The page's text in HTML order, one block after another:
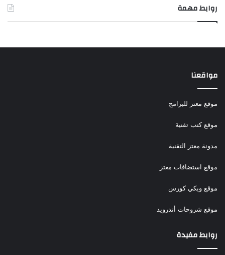
روابط مهمة
مواقعنا
موقع معتز للبرامج
موقع كتب تقنية
مدونة معتز التقنية
موقع استضافات معتز
موقع ويكي كورس
موقع شروحات أندرويد
روابط مفيدة